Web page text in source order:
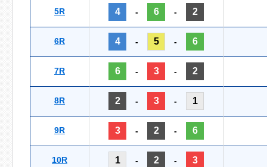
5R 4 - 6 - 2
6R 4 - 5 - 6
7R 6 - 3 - 2
8R 2 - 3 - 1
9R 3 - 2 - 6
10R 1 - 2 - 3